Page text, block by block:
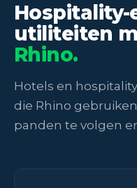
utiliteiten
Rhino.
Hotels en
die Rhino
panden te volgen